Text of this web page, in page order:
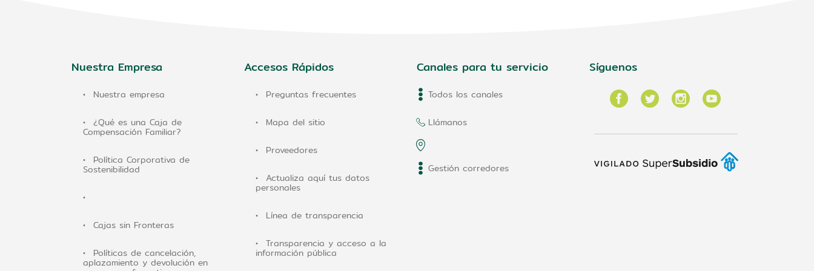
Nuestra Empresa
Nuestra empresa
¿Qué es una Caja de
Compensación Familiar?
Política Corporativa de
Sostenibilidad
Cajas sin Fronteras
Políticas de cancelación,
aplazamiento y devolución en
Accesos Rápidos
Preguntas frecuentes
Mapa del sitio
Proveedores
Actualiza aquí tus datos
personales
Línea de transparencia
Transparencia y acceso a la
información pública
Canales para tu servicio
Todos los canales
Llámanos
Gestión corredores
Síguenos